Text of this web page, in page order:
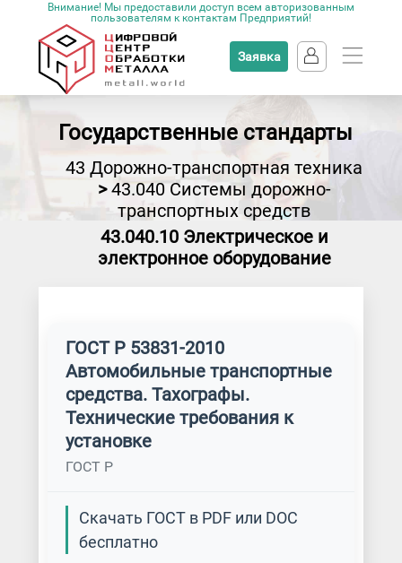
Внимание! Мы предоставили доступ всем авторизованным
пользователям к контактам Предприятий!
Заявка
Государственные стандарты
43 Дорожно-транспортная техника
>43.040 Системы дорожно-
транспортных средств
43.040.10 Электрическое и
электронное оборудование
ГОСТ Р 53831-2010
Автомобильные транспортные
средства. Тахографы.
Технические требования к
установке
ГОСТ Р
Скачать ГОСТ в PDF или DOC
бесплатно